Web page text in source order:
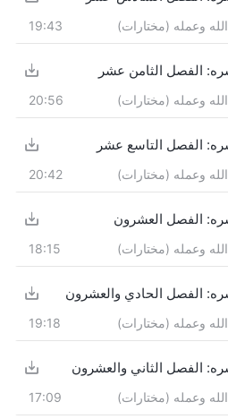
19:43
الفصل الثامن عشر
20:56
الفصل التاسع عشر
20:42
الفصل العشرون
18:15
الفصل الحادي والعشرون
19:18
الفصل الثاني والعشرون
17:09